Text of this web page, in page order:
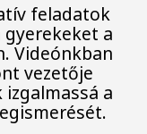
feladatok
gyerekeket a
Videónkban
vezetője
a